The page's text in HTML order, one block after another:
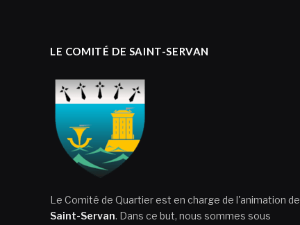
LE COMITÉ DE SAINT-SERVAN
Le Comité de Quartier est en charge de l'animation de
Saint-Servan. Dans ce but, nous sommes sous